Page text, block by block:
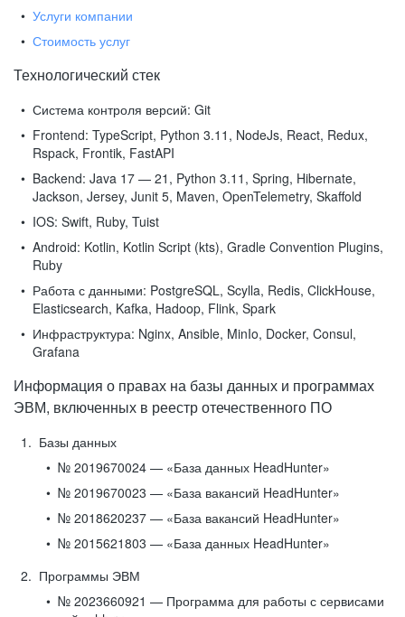
Услуги компании
Стоимость услуг
Технологический стек
Система контроля версий: Git
Frontend: TypeScript, Python 3.11, NodeJs, React, Redux,
Rspack, Frontik, FastAPI
Backend: Java 17 — 21, Python 3.11, Spring, Hibernate,
Jackson, Jersey, Junit 5, Maven, OpenTelemetry, Skaffold
IOS: Swift, Ruby, Tuist
Android: Kotlin, Kotlin Script (kts), Gradle Convention Plugins,
Ruby
Работа с данными: PostgreSQL, Scylla, Redis, ClickHouse,
Elasticsearch, Kafka, Hadoop, Flink, Spark
Инфраструктура: Nginx, Ansible, MinIo, Docker, Consul,
Grafana
Информация о правах на базы данных и программах
ЭВМ, включенных в реестр отечественного ПО
Базы данных
№ 2019670024 — «База данных HeadHunter»
№ 2019670023 — «База вакансий HeadHunter»
№ 2018620237 — «База вакансий HeadHunter»
№ 2015621803 — «База данных HeadHunter»
Программы ЭВМ
№ 2023660921 — Программа для работы с сервисами